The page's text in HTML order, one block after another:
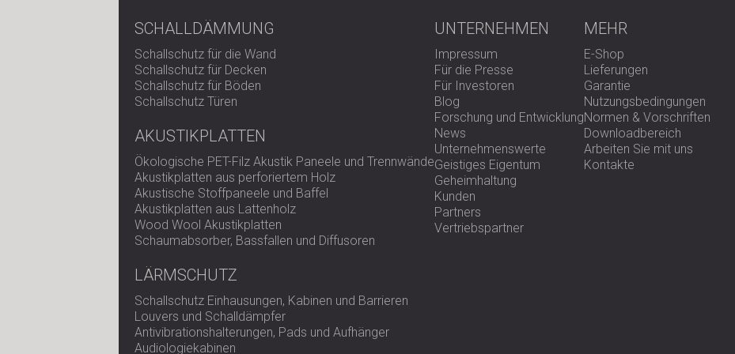
SCHALLDÄMMUNG
Schallschutz für die Wand
Schallschutz für Decken
Schallschutz für Böden
Schallschutz Türen
AKUSTIKPLATTEN
Ökologische PET-Filz Akustik Paneele und Trennwände
Akustikplatten aus perforiertem Holz
Akustische Stoffpaneele und Baffel
Akustikplatten aus Lattenholz
Wood Wool Akustikplatten
Schaumabsorber, Bassfallen und Diffusoren
LÄRMSCHUTZ
Schallschutz Einhausungen, Kabinen und Barrieren
Louvers und Schalldämpfer
Antivibrationshalterungen, Pads und Aufhänger
Audiologiekabinen
UNTERNEHMEN
Impressum
Für die Presse
Für Investoren
Blog
Forschung und Entwicklung
News
Unternehmenswerte
Geistiges Eigentum
Geheimhaltung
Kunden
Partners
Vertriebspartner
MEHR
E-Shop
Lieferungen
Garantie
Nutzungsbedingungen
Normen & Vorschriften
Downloadbereich
Arbeiten Sie mit uns
Kontakte